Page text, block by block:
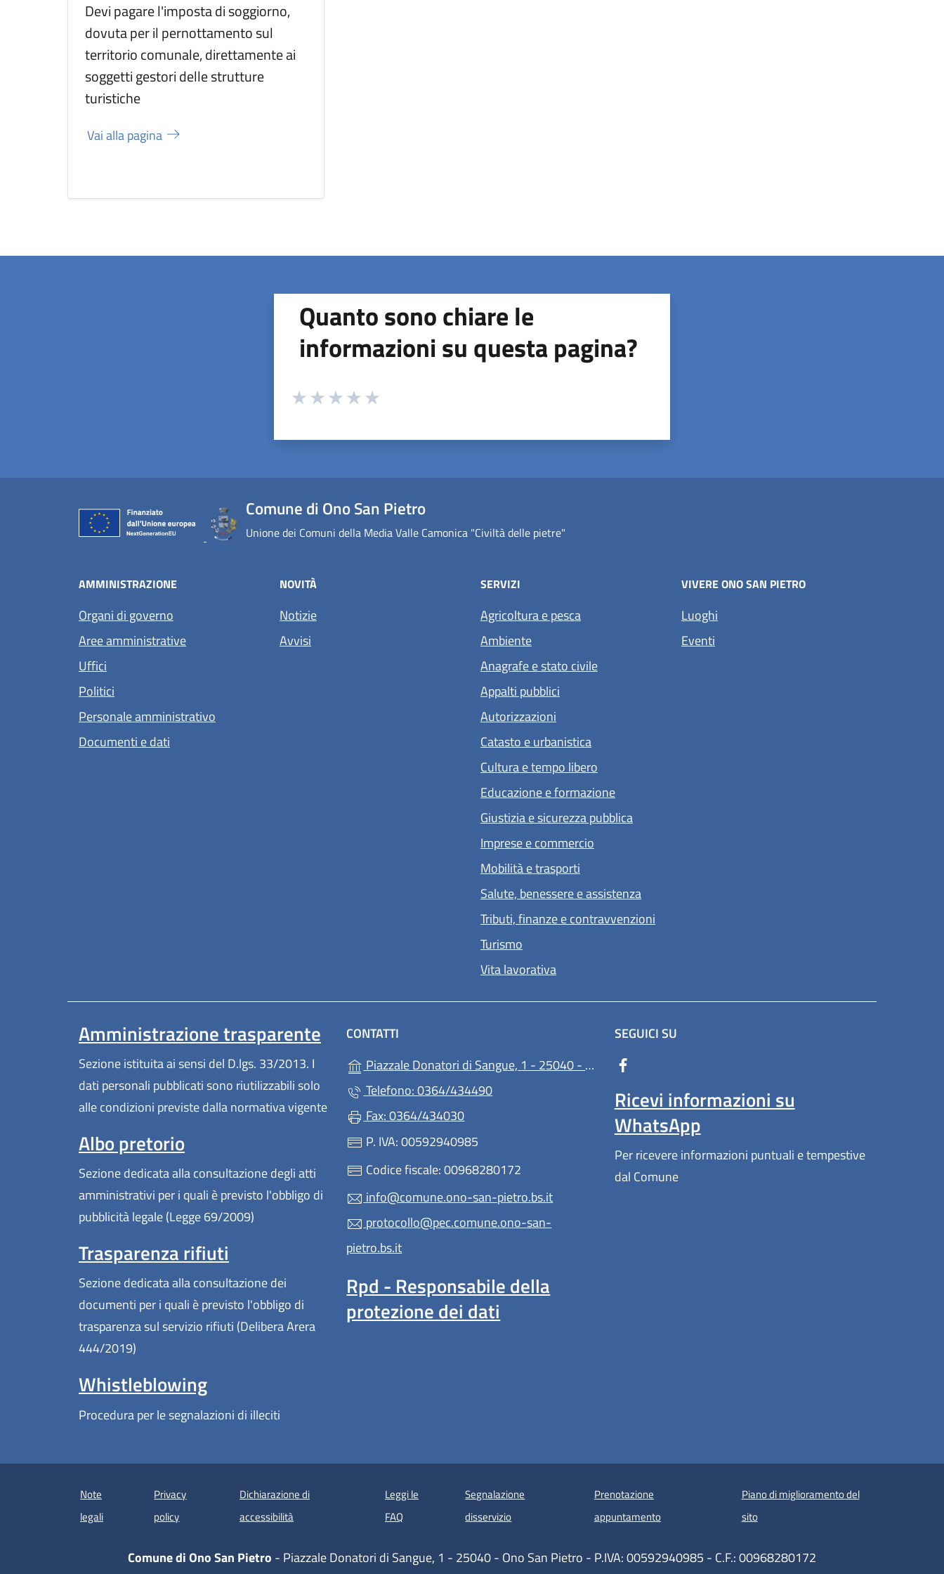
Devi pagare l'imposta di soggiorno,
dovuta per il pernottamento sul
territorio comunale, direttamente ai
soggetti gestori delle strutture
turistiche
Vai alla pagina
Quanto sono chiare le
informazioni su questa pagina?
Valuta da 1 a 5 stelle la pagina
Comune di Ono San Pietro
Unione dei Comuni della Media Valle Camonica "Civiltà delle pietre"
AMMINISTRAZIONE
Organi di governo
Aree amministrative
Uffici
Politici
Personale amministrativo
Documenti e dati
NOVITÀ
Notizie
Avvisi
SERVIZI
Agricoltura e pesca
Ambiente
Anagrafe e stato civile
Appalti pubblici
Autorizzazioni
Catasto e urbanistica
Cultura e tempo libero
Educazione e formazione
Giustizia e sicurezza pubblica
Imprese e commercio
Mobilità e trasporti
Salute, benessere e assistenza
Tributi, finanze e contravvenzioni
Turismo
Vita lavorativa
VIVERE ONO SAN PIETRO
Luoghi
Eventi
Amministrazione trasparente
Sezione istituita ai sensi del D.lgs. 33/2013. I
dati personali pubblicati sono riutilizzabili solo
alle condizioni previste dalla normativa vigente
Albo pretorio
Sezione dedicata alla consultazione degli atti
amministrativi per i quali è previsto l'obbligo di
pubblicità legale (Legge 69/2009)
Trasparenza rifiuti
Sezione dedicata alla consultazione dei
documenti per i quali è previsto l'obbligo di
trasparenza sul servizio rifiuti (Delibera Arera
444/2019)
Whistleblowing
Procedura per le segnalazioni di illeciti
CONTATTI
Piazzale Donatori di Sangue, 1 - 25040 - Ono San Pietro
Telefono: 0364/434490
Fax: 0364/434030
P. IVA: 00592940985
Codice fiscale: 00968280172
info@comune.ono-san-pietro.bs.it
protocollo@pec.comune.ono-san-
pietro.bs.it
Rpd - Responsabile della
protezione dei dati
SEGUICI SU
Ricevi informazioni su
WhatsApp
Per ricevere informazioni puntuali e tempestive
dal Comune
Note
legali
Privacy
policy
Dichiarazione di
accessibilità (apre in un'altra scheda).
Leggi le
FAQ
Segnalazione
disservizio
Prenotazione
appuntamento
Piano di miglioramento del
sito
Comune di Ono San Pietro - Piazzale Donatori di Sangue, 1 - 25040 - Ono San Pietro - P.IVA: 00592940985 - C.F.: 00968280172